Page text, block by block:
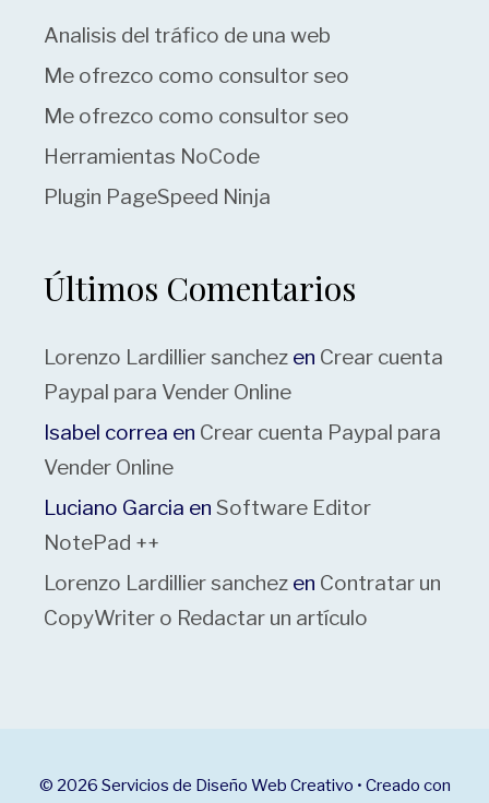
Analisis del tráfico de una web
Me ofrezco como consultor seo
Me ofrezco como consultor seo
Herramientas NoCode
Plugin PageSpeed Ninja
Últimos Comentarios
Lorenzo Lardillier sanchez en Crear cuenta
Paypal para Vender Online
Isabel correa en Crear cuenta Paypal para
Vender Online
Luciano Garcia en Software Editor
NotePad ++
Lorenzo Lardillier sanchez en Contratar un
CopyWriter o Redactar un artículo
© 2026 Servicios de Diseño Web Creativo • Creado con